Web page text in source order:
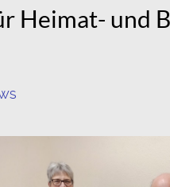
Heimat- und